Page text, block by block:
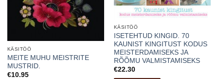
KÄSITÖÖ
MEITE MUHU MEISTRITE
MUSTRID.
€10.95
KÄSITÖÖ
ISETEHTUD KINGID. 70
KAUNIST KINGITUST KODUS
MEISTERDAMISEKS JA
RÕÕMU VALMISTAMISEKS
€22.30